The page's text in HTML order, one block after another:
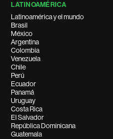
LATINOAMÉRICA
Latinoamérica y el mundo
Brasil
México
Argentina
Colombia
Venezuela
Chile
Perú
Ecuador
Panamá
Uruguay
Costa Rica
El Salvador
República Dominicana
Guatemala